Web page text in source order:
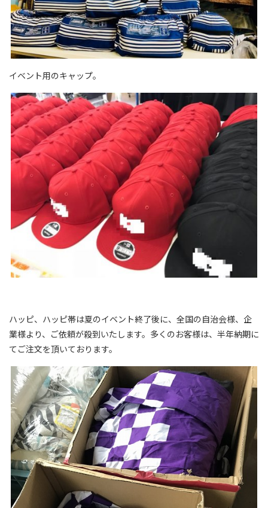
イベント用のキャップ。
ハッピ、ハッピ帯は夏のイベント終了後に、全国の自治会様、企
業様より、ご依頼が殺到いたします。多くのお客様は、半年納期に
てご注文を頂いております。